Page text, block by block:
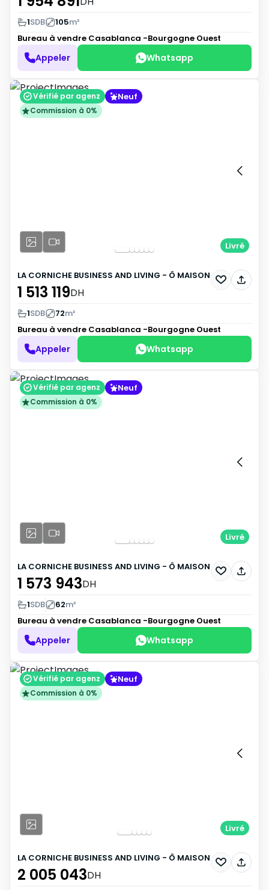
1SDB 105m²
Bureau à vendre Casablanca -Bourgogne Ouest
Appeler Whatsapp
Vérifié par agenz Neuf
Commission à 0%
Livré
LA CORNICHE BUSINESS AND LIVING - Ô MAISON
1 513 119DH
1SDB 72m²
Bureau à vendre Casablanca -Bourgogne Ouest
Appeler Whatsapp
Vérifié par agenz Neuf
Commission à 0%
Livré
LA CORNICHE BUSINESS AND LIVING - Ô MAISON
1 573 943DH
1SDB 62m²
Bureau à vendre Casablanca -Bourgogne Ouest
Appeler Whatsapp
Vérifié par agenz Neuf
Commission à 0%
Livré
LA CORNICHE BUSINESS AND LIVING - Ô MAISON
2 005 043DH